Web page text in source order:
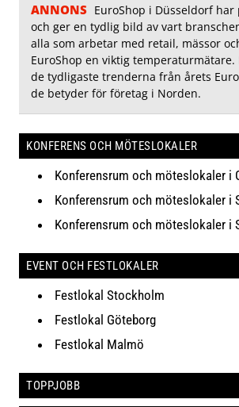
ANNONS EuroShop i Düsseldorf har
och ger en tydlig bild av vart
alla som arbetar med retail, mässor
EuroShop en viktig temperaturmätare.
de tydligaste trenderna från årets
de betyder för företag i Norden.
KONFERENS OCH MÖTESLOKALER
Konferensrum och möteslokaler i
Konferensrum och möteslokaler i
Konferensrum och möteslokaler i
EVENT OCH FESTLOKALER
Festlokal Stockholm
Festlokal Göteborg
Festlokal Malmö
TOPPJOBB